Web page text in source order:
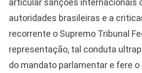
articular sanções internacionais
autoridades brasileiras e a
recorrente o Supremo Tribunal
representação, tal conduta
do mandato parlamentar e fere o